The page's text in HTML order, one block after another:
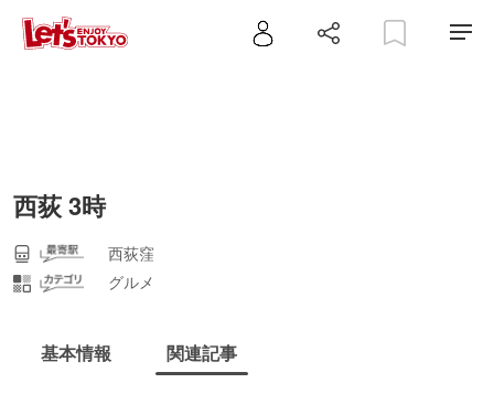
西荻 3時
西荻窪
グルメ
基本情報 関連記事